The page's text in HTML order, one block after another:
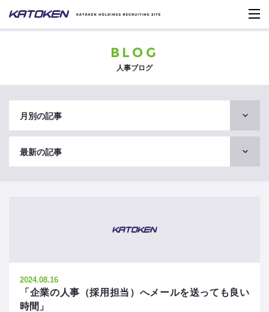
BLOG
人事ブログ
月別の記事
最新の記事
2024.08.16
「企業の人事（採用担当）へメールを送っても良い
時間」